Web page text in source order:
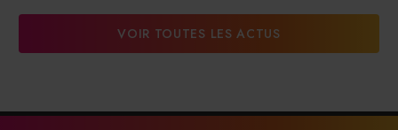
d’euros de chiffre d’affaires
VOIR TOUTES LES ACTUS